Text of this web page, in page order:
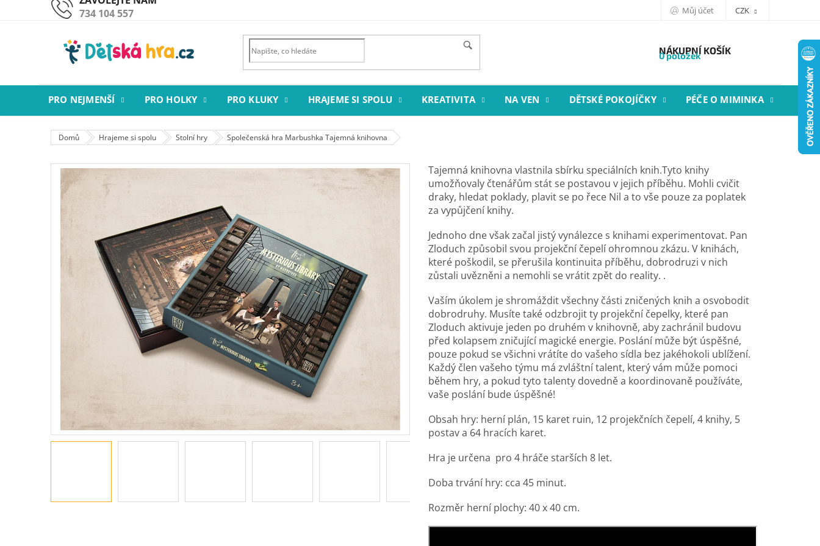
734 104 557 Můj účet CZK
NÁKUPNÍ KOŠÍK
0 položek
PRO NEJMENŠÍ PRO HOLKY PRO KLUKY HRAJEME SI SPOLU KREATIVITA NA VEN DĚTSKÉ POKOJÍČKY PÉČE O MIMINKA
Domů Hrajeme si spolu Stolní hry Společenská hra Marbushka Tajemná knihovna
Tajemná knihovna vlastnila sbírku speciálních knih.Tyto knihy
umožňovaly čtenářům stát se postavou v jejich příběhu. Mohli cvičit
draky, hledat poklady, plavit se po řece Nil a to vše pouze za poplatek
za vypůjčení knihy.
Jednoho dne však začal jistý vynálezce s knihami experimentovat. Pan
Zloduch způsobil svou projekční čepelí ohromnou zkázu. V knihách,
které poškodil, se přerušila kontinuita příběhu, dobrodruzi v nich
zůstali uvězněni a nemohli se vrátit zpět do reality. .
Vaším úkolem je shromáždit všechny části zničených knih a osvobodit
dobrodruhy. Musíte také odzbrojit ty projekční čepelky, které pan
Zloduch aktivuje jeden po druhém v knihovně, aby zachránil budovu
před kolapsem zničující magické energie. Poslání může být úspěšné,
pouze pokud se všichni vrátíte do vašeho sídla bez jakéhokoli ublížení.
Každý člen vašeho týmu má zvláštní talent, který vám může pomoci
během hry, a pokud tyto talenty dovedně a koordinovaně používáte,
vaše poslání bude úspěšné!
Obsah hry: herní plán, 15 karet ruin, 12 projekčních čepelí, 4 knihy, 5
postav a 64 hracích karet.
Hra je určena pro 4 hráče starších 8 let.
Doba trvání hry: cca 45 minut.
Rozměr herní plochy: 40 x 40 cm.